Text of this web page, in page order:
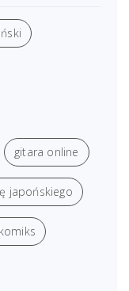
gitara online
japońskiego